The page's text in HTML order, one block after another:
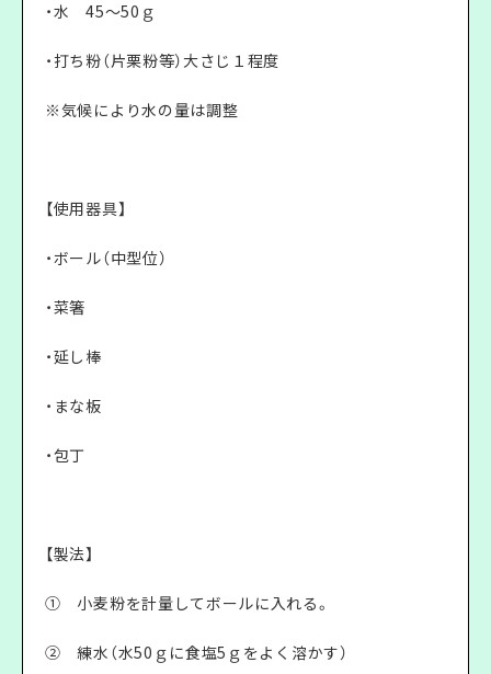
・水 45～50ｇ
・打ち粉（片栗粉等）大さじ１程度
※気候により水の量は調整
【使用器具】
・ボール（中型位）
・菜箸
・延し棒
・まな板
・包丁
【製法】
① 小麦粉を計量してボールに入れる。
② 練水（水50ｇに食塩5ｇをよく溶かす）